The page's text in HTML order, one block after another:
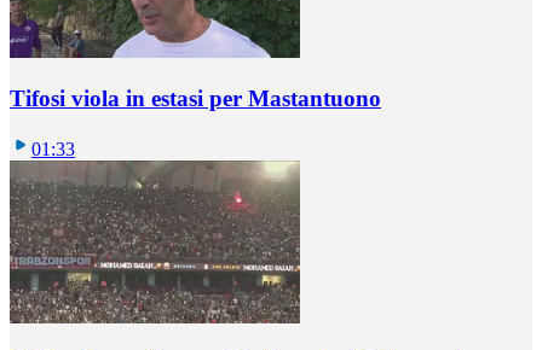
Tifosi viola in estasi per Mastantuono
01:33